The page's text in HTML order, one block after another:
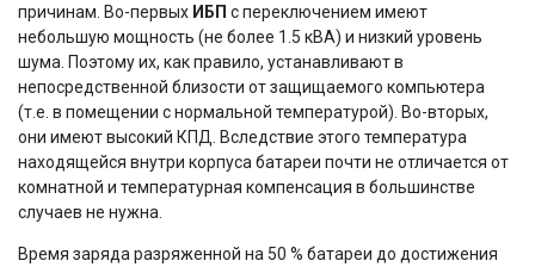
причинам. Во-первых ИБП с переключением имеют
небольшую мощность (не более 1.5 кВА) и низкий уровень
шума. Поэтому их, как правило, устанавливают в
непосредственной близости от защищаемого компьютера
(т.е. в помещении с нормальной температурой). Во-вторых,
они имеют высокий КПД. Вследствие этого температура
находящейся внутри корпуса батареи почти не отличается от
комнатной и температурная компенсация в большинстве
случаев не нужна.
Время заряда разряженной на 50 % батареи до достижения